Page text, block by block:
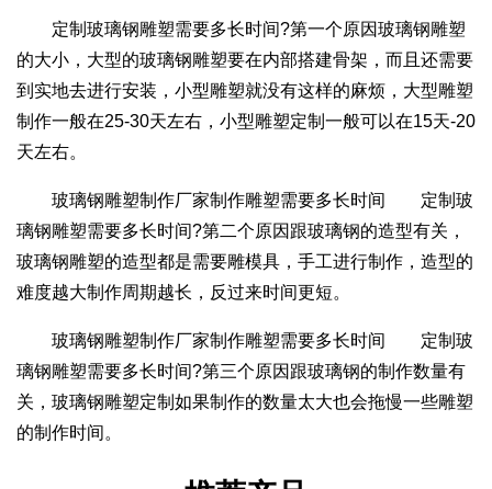
定制玻璃钢雕塑需要多长时间?第一个原因玻璃钢雕塑
的大小，大型的玻璃钢雕塑要在内部搭建骨架，而且还需要
到实地去进行安装，小型雕塑就没有这样的麻烦，大型雕塑
制作一般在25-30天左右，小型雕塑定制一般可以在15天-20
天左右。
玻璃钢雕塑制作厂家制作雕塑需要多长时间 定制玻
璃钢雕塑需要多长时间?第二个原因跟玻璃钢的造型有关，
玻璃钢雕塑的造型都是需要雕模具，手工进行制作，造型的
难度越大制作周期越长，反过来时间更短。
玻璃钢雕塑制作厂家制作雕塑需要多长时间 定制玻
璃钢雕塑需要多长时间?第三个原因跟玻璃钢的制作数量有
关，玻璃钢雕塑定制如果制作的数量太大也会拖慢一些雕塑
的制作时间。